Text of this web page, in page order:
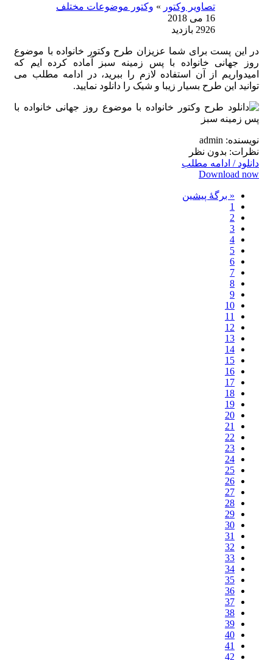
تصاویر وکتور » وکتور موضوعات مختلف
16 می 2018
2926 بازدید
در این پست برای شما عزیزان طرح وکتور خانواده با موضوع
روز جهانی خانواده با پس زمینه سبز آماده کرده ایم که
امیدواریم از آن استفاده لازم را ببرید، در ادامه مطلب می
توانید این طرح بسیار زیبا و شیک را دانلود نمایید.
نویسنده: admin
نظرات: بدون نظر
دانلود / ادامه مطلب
Download now
« برگه‌ٔ پیشین
1
2
3
4
5
6
7
8
9
10
11
12
13
14
15
16
17
18
19
20
21
22
23
24
25
26
27
28
29
30
31
32
33
34
35
36
37
38
39
40
41
42